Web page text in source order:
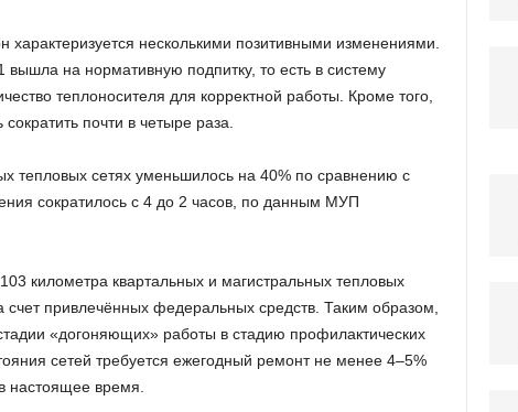
несколькими позитивными изменениями.
на нормативную подпитку, то есть в систему
теплоносителя для корректной работы. Кроме того,
почти в четыре раза.
тепловых сетях уменьшилось на 40% по сравнению с
сократилось с 4 до 2 часов, по данным МУП
километра квартальных и магистральных тепловых
счет привлечённых федеральных средств. Таким образом,
«догоняющих» работы в стадию профилактических
сетей требуется ежегодный ремонт не менее 4–5%
настоящее время.